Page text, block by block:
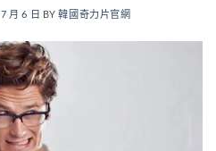
月 6 日 BY韓國奇力片官網